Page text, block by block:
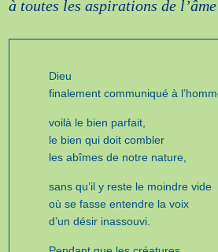
à toutes les aspirations de
Dieu
finalement communiqué à
voilà le bien parfait,
le bien qui doit combler
les abîmes de notre nature,
sans qu’il y reste le moindre vide
où se fasse entendre la voix
d’un désir inassouvi.